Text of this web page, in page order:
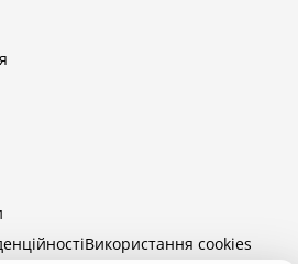
області
області
області з басейном
області
Bикористання cookies